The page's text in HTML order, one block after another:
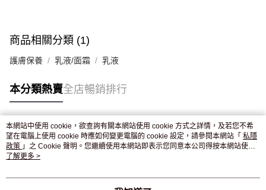
付款後門市自取，訂單確認後2-4個工作天到店，7天內取。逾期後
商品相關分類 (1)
護膚保養 乳液/面霜 乳液
本分類熱賣全店暢銷排行
熱門標籤
熱銷排行
本網站中使用 cookie，欲查詢有關本網站使用 cookie 方式之詳情，及若您不希
望在電腦上使用 cookie 時應如何變更電腦的 cookie 設定，請參閱本網站「 私隱
政策 」之 Cookie 聲明。您繼續使用本網站即表示您同意本公司得按本網站使用
條款之 Cookie 聲明使用 cookie。
了解更多 >